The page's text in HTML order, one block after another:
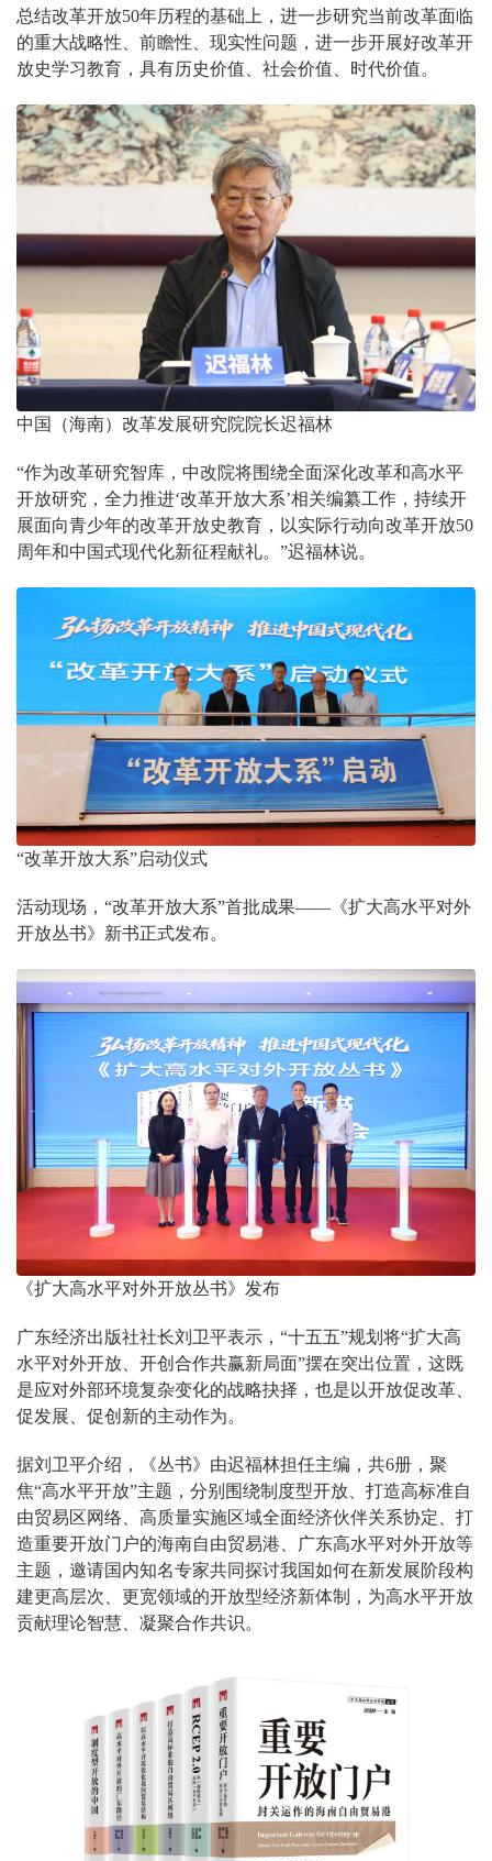
总结改革开放50年历程的基础上，进一步研究当前改革面临
的重大战略性、前瞻性、现实性问题，进一步开展好改革开
放史学习教育，具有历史价值、社会价值、时代价值。
中国（海南）改革发展研究院院长迟福林
“作为改革研究智库，中改院将围绕全面深化改革和高水平
开放研究，全力推进‘改革开放大系’相关编纂工作，持续开
展面向青少年的改革开放史教育，以实际行动向改革开放50
周年和中国式现代化新征程献礼。”迟福林说。
“改革开放大系”启动仪式
活动现场，“改革开放大系”首批成果——《扩大高水平对外
开放丛书》新书正式发布。
《扩大高水平对外开放丛书》发布
广东经济出版社社长刘卫平表示，“十五五”规划将“扩大高
水平对外开放、开创合作共赢新局面”摆在突出位置，这既
是应对外部环境复杂变化的战略抉择，也是以开放促改革、
促发展、促创新的主动作为。
据刘卫平介绍，《丛书》由迟福林担任主编，共6册，聚
焦“高水平开放”主题，分别围绕制度型开放、打造高标准自
由贸易区网络、高质量实施区域全面经济伙伴关系协定、打
造重要开放门户的海南自由贸易港、广东高水平对外开放等
主题，邀请国内知名专家共同探讨我国如何在新发展阶段构
建更高层次、更宽领域的开放型经济新体制，为高水平开放
贡献理论智慧、凝聚合作共识。